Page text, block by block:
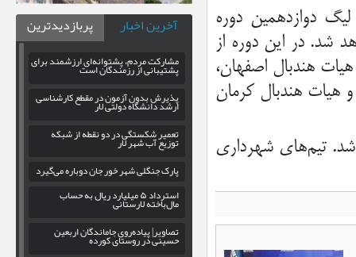
دوازدهمین دوره
از ۲۹ مهرماه آغاز خواهد شد. در این دوره از
هندبال اصفهان،
هیات هندبال کرمان
شد. تیم‌های شهرداری
آخرین اخبار پربازدیدترین
مشارکت مردم، پشتوانه‌ای ارزشمند برای
پشتیبانی از رزمندگان است
پذیرش بدون آزمون در مقطع کارشناسی
ارشد دانشگاه دولتی لار
تعمیر شکستگی در دو نقطه از شبکه
توزیع آب شهر لار
پارک جنگلی شهر خور جان دوباره می‌گیرد
استرداد ۵ میلیارد ریال به حسابمال‌باخته لارستانی
تصاویر| پیاده‌روی جاماندگان اربعین
حسینی در روستای کورده